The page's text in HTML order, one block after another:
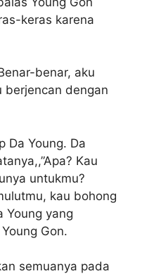
keras karena
benar, aku
berjencan dengan
Da Young. Da
Kau
untukmu?
kau bohong
Young yang
Gon.
semuanya pada